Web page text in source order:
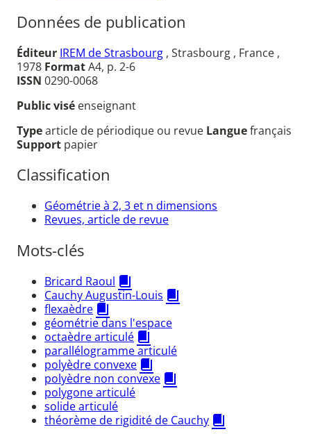
Données de publication
Éditeur IREM de Strasbourg , Strasbourg , France ,
1978 FormatA4, p. 2-6
ISSN 0290-0068
Public visé enseignant
Typearticle de périodique ou revue Languefrançais
Support papier
Classification
Géométrie à 2, 3 et n dimensions
Revues, article de revue
Mots-clés
Bricard Raoul
Cauchy Augustin-Louis
flexaèdre
géométrie dans l'espace
octaèdre articulé
parallélogramme articulé
polyèdre convexe
polyèdre non convexe
polygone articulé
solide articulé
théorème de rigidité de Cauchy